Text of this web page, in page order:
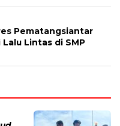
Pematangsiantar
Lintas di SMP